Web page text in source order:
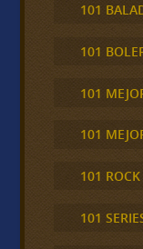
101
101
101
101
101
101